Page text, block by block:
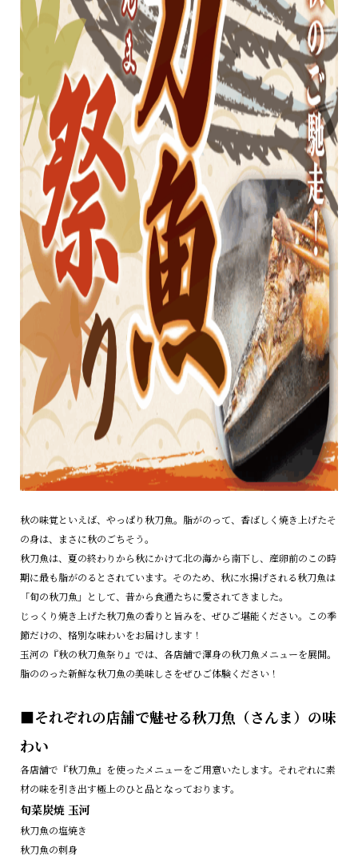
秋の味覚といえば、やっぱり秋刀魚。脂がのって、香ばしく焼き上げたそ
の身は、まさに秋のごちそう。
秋刀魚は、夏の終わりから秋にかけて北の海から南下し、産卵前のこの時
期に最も脂がのるとされています。そのため、秋に水揚げされる秋刀魚は
「旬の秋刀魚」として、昔から食通たちに愛されてきました。
じっくり焼き上げた秋刀魚の香りと旨みを、ぜひご堪能ください。この季
節だけの、格別な味わいをお届けします！
玉河の『秋の秋刀魚祭り』では、各店舗で渾身の秋刀魚メニューを展開。
脂ののった新鮮な秋刀魚の美味しさをぜひご体験ください！
■それぞれの店舗で魅せる秋刀魚（さんま）の味
わい
各店舗で『秋刀魚』を使ったメニューをご用意いたします。それぞれに素
材の味を引き出す極上のひと品となっております。
旬菜炭焼 玉河
秋刀魚の塩焼き
秋刀魚の刺身